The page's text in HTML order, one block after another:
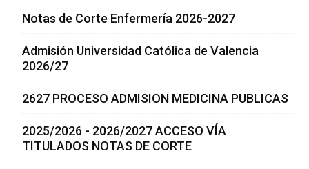
Notas de Corte Enfermería 2026-2027
Admisión Universidad Católica de Valencia
2026/27
2627 PROCESO ADMISION MEDICINA PUBLICAS
2025/2026 - 2026/2027 ACCESO VÍA
TITULADOS NOTAS DE CORTE